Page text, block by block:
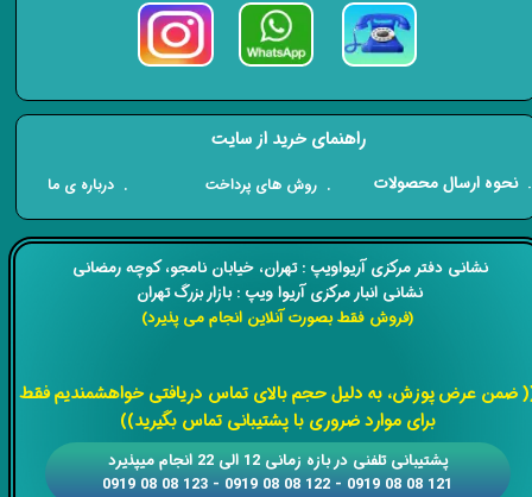
​​نشانی دفتر مرکزی آریواویپ : تهران، خیابان نامجو،کوچه رمضانی
نشانی انبار مرکزی آریوا ویپ : بازار بزرگ تهران
(فروش فقط بصورت آنلاین انجام می پذیرد)
ضمن عرض پوزش، به دلیل حجم بالای تماس دریافتی خواهشمندیم فقط
برای موارد ضروری با پشتیبانی تماس بگیرید))
​​پشتیبانی تلفنی در بازه زمانی 12 الی 22 انجام میپذیرد
121 08 08 0919 - 122 08 08 0919 - 123 08 08 0919
راهنمای خرید از سایت
​. نحوه ارسال محصولات . روش های پرداخت . درباره ی ما